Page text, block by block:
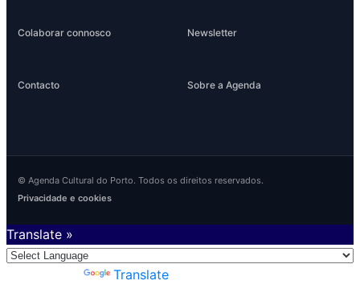
Colaborar connosco Newsletter
Contacto Sobre a Agenda
© Agenda Cultural do Porto. Todos os direitos reservados.
Privacidade e cookies
Translate »
Translate